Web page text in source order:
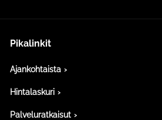
Pikalinkit
Ajankohtaista
Hintalaskuri
Palveluratkaisut